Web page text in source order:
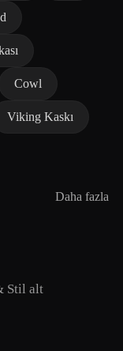
Cowl
Viking Kaskı
Daha fazla
Stil alt